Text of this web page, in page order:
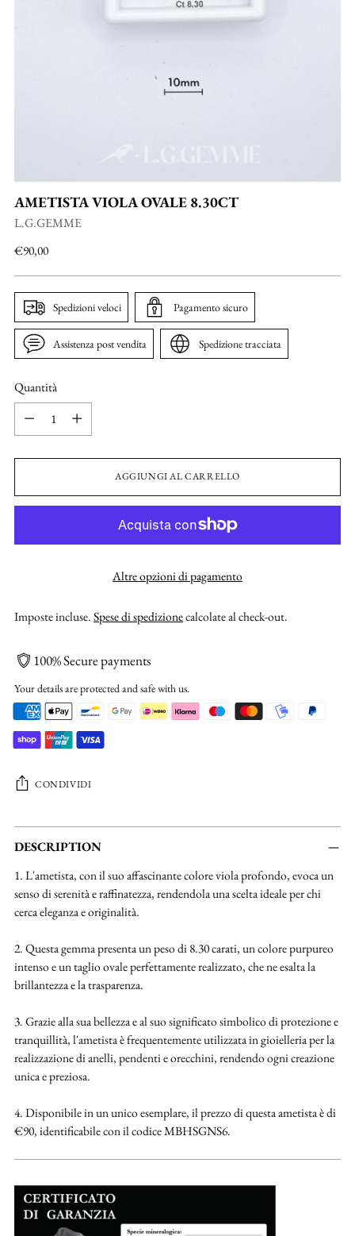
AMETISTA VIOLA OVALE 8.30CT
L.G.GEMME
Prezzo
€90,00
Spedizioni veloci Pagamento sicuro
Assistenza post vendita Spedizione tracciata
Quantità
Quantità
AGGIUNGI AL CARRELLO
Altre opzioni di pagamento
Imposte incluse.Spese di spedizionecalcolate al check-out.
100% Secure payments
Your details are protected and safe with us.
CONDIVIDI
Aggiungere
un
al
carrello...
DESCRIPTION
1. L'ametista, con il suo affascinante colore viola profondo, evoca un
senso di serenità e raffinatezza, rendendola una scelta ideale per chi
cerca eleganza e originalità.
2. Questa gemma presenta un peso di 8.30 carati, un colore purpureo
intenso e un taglio ovale perfettamente realizzato, che ne esalta la
brillantezza e la trasparenza.
3. Grazie alla sua bellezza e al suo significato simbolico di protezione e
tranquillità, l'ametista è frequentemente utilizzata in gioielleria per la
realizzazione di anelli, pendenti e orecchini, rendendo ogni creazione
unica e preziosa.
4. Disponibile in un unico esemplare, il prezzo di questa ametista è di
€90, identificabile con il codice MBHSGNS6.